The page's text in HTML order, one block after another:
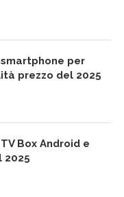
per
prezzo del 2025
Box Android e
2025